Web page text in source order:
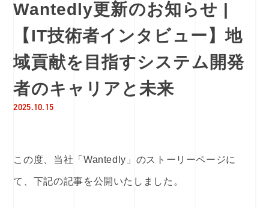
Wantedly更新のお知らせ |
【IT技術者インタビュー】地
域貢献を目指すシステム開発
者のキャリアと未来
2025.10.15
この度、当社「Wantedly」のストーリーページに
て、下記の記事を公開いたしました。